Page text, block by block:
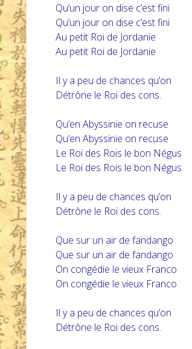
Qu’un jour on dise c’est fini
Qu’un jour on dise c’est fini
Au petit Roi de Jordanie
Au petit Roi de Jordanie
Il y a peu de chances qu’on
Détrône le Roi des cons.
Qu’en Abyssinie on recuse
Qu’en Abyssinie on recuse
Le Roi des Rois le bon Négus
Le Roi des Rois le bon Négus
Il y a peu de chances qu’on
Détrône le Roi des cons.
Que sur un air de fandango
Que sur un air de fandango
On congédie le vieux Franco
On congédie le vieux Franco
Il y a peu de chances qu’on
Détrône le Roi des cons.